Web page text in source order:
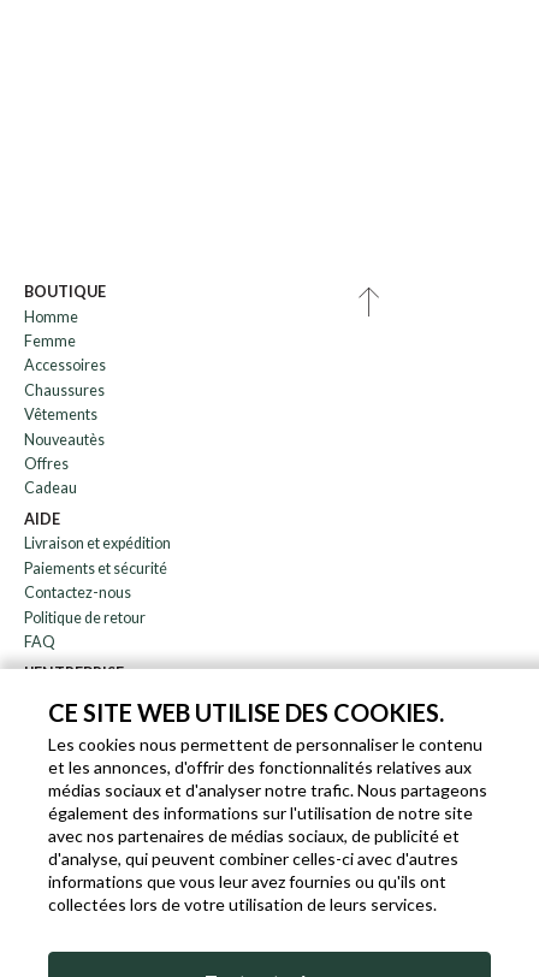
CE SITE WEB UTILISE DES COOKIES.
Les cookies nous permettent de personnaliser le contenu
et les annonces, d'offrir des fonctionnalités relatives aux
médias sociaux et d'analyser notre trafic. Nous partageons
également des informations sur l'utilisation de notre site
avec nos partenaires de médias sociaux, de publicité et
d'analyse, qui peuvent combiner celles-ci avec d'autres
informations que vous leur avez fournies ou qu'ils ont
collectées lors de votre utilisation de leurs services.
BOUTIQUE
Homme
Femme
Accessoires
Chaussures
Vêtements
Nouveautès
Offres
Cadeau
AIDE
Livraison et expédition
Paiements et sécurité
Contactez-nous
Politique de retour
FAQ
L'ENTREPRISE
À propos de nous
Blog
Affiliation
EN IT FR DE